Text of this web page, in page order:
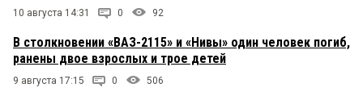
10 августа 14:31 0 92
В столкновении «ВАЗ-2115» и «Нивы» один человек погиб,
ранены двое взрослых и трое детей
9 августа 17:15 0 506